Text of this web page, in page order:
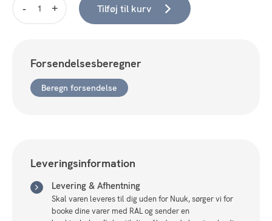
Tilføj til kurv
Forsendelsesberegner
Beregn forsendelse
Leveringsinformation
Levering & Afhentning
Skal varen leveres til dig uden for Nuuk, sørger vi for
booke dine varer med RAL og sender en